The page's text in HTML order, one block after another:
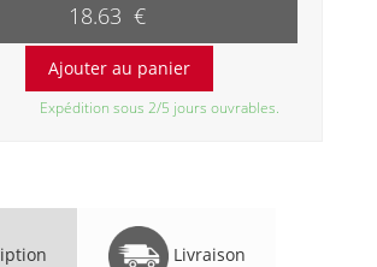
18.63 €
Expédition sous 2/5 jours ouvrables.
Livraison